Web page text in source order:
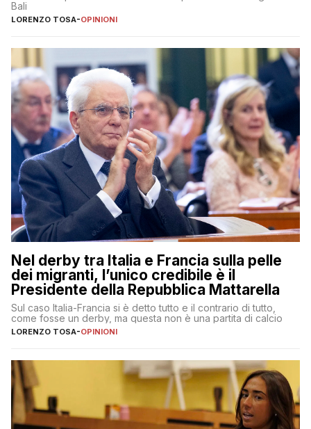
Bali
LORENZO TOSA-OPINIONI
Nel derby tra Italia e Francia sulla pelle
dei migranti, l’unico credibile è il
Presidente della Repubblica Mattarella
Sul caso Italia-Francia si è detto tutto e il contrario di tutto,
come fosse un derby, ma questa non è una partita di calcio
LORENZO TOSA-OPINIONI